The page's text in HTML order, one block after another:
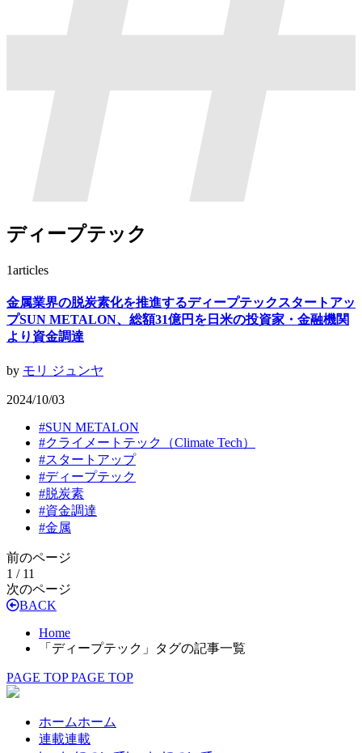
ディープテック
1articles
金属業界の脱炭素化を推進するディープテックスタートアッ
プSUN METALON、総額31億円を日米の投資家・金融機関
より資金調達
by モリ ジュンヤ
2024/10/03
#SUN METALON
#クライメートテック（Climate Tech）
#スタートアップ
#ディープテック
#脱炭素
#資金調達
#金属
前のページ
1 / 11
次のページ
BACK
Home
「ディープテック」タグの記事一覧
PAGE TOP PAGE TOP
ホームホーム
連載連載